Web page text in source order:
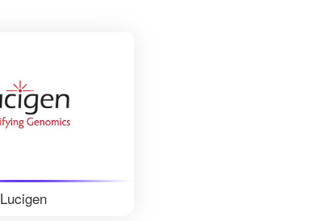
Lucigen